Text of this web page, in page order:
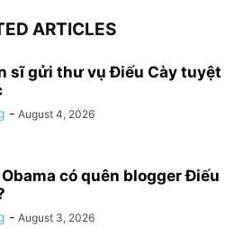
ARTICLES
sĩ gửi thư vụ Điếu Cày tuyệt
- August 4, 2026
có quên blogger Điếu
- August 3, 2026